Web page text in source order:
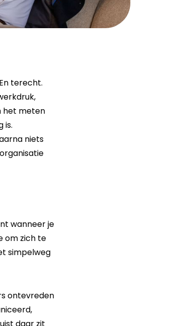
terecht.
het meten
is.
niets
wanneer je
om zich te
simpelweg
ontevreden